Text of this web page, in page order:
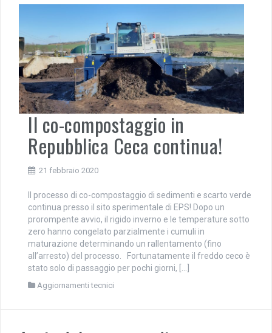
Il co-compostaggio in
Repubblica Ceca continua!
21 febbraio 2020
Il processo di co-compostaggio di sedimenti e scarto verde
continua presso il sito sperimentale di EPS! Dopo un
prorompente avvio, il rigido inverno e le temperature sotto
zero hanno congelato parzialmente i cumuli in
maturazione determinando un rallentamento (fino
all’arresto) del processo. Fortunatamente il freddo ceco è
stato solo di passaggio per pochi giorni, […]
Aggiornamenti tecnici